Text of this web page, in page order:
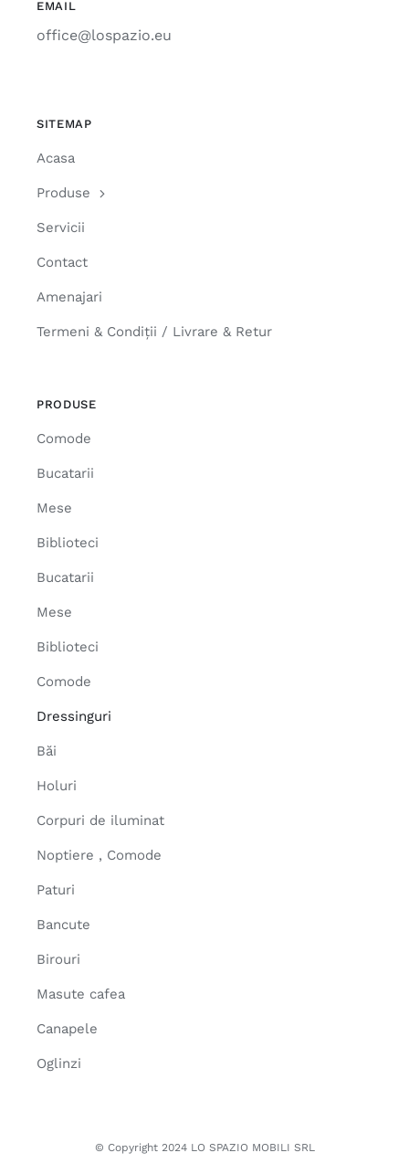
EMAIL
office@lospazio.eu
SITEMAP
Acasa
Produse
Servicii
Contact
Amenajari
Termeni & Condiții / Livrare & Retur
PRODUSE
Comode
Bucatarii
Mese
Biblioteci
Bucatarii
Mese
Biblioteci
Comode
Dressinguri
Băi
Holuri
Corpuri de iluminat
Noptiere , Comode
Paturi
Bancute
Birouri
Masute cafea
Canapele
Oglinzi
© Copyright 2024 LO SPAZIO MOBILI SRL